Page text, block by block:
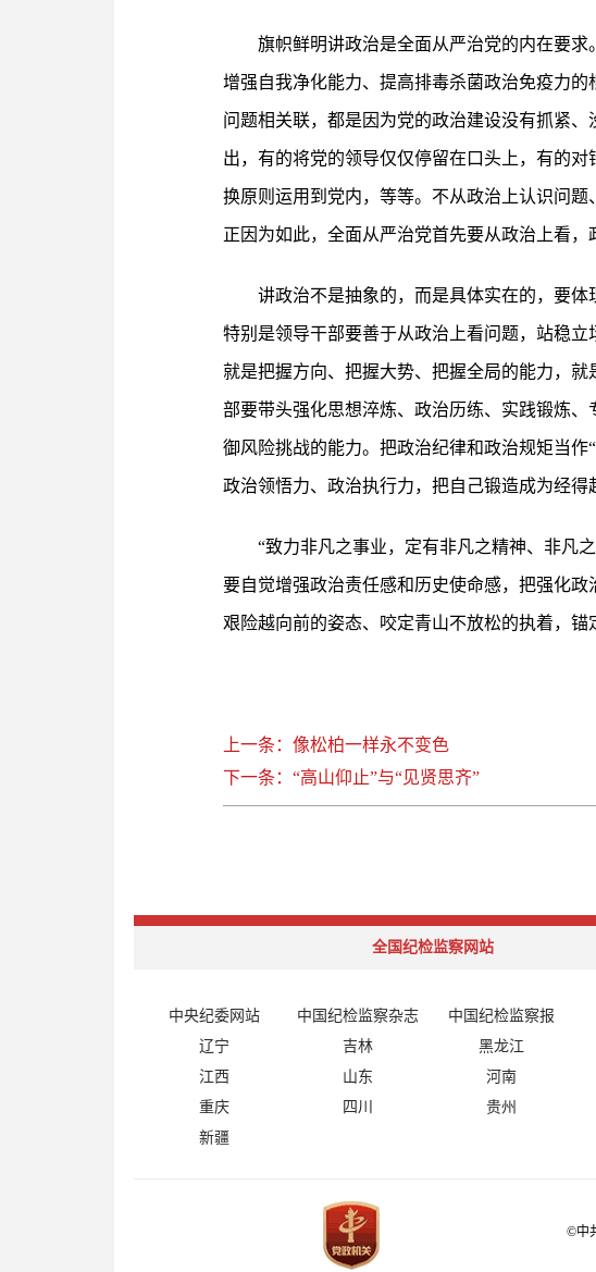
旗帜鲜明讲政治是全面从严治党的内在要求
增强自我净化能力、提高排毒杀菌政治免疫力
问题相关联，都是因为党的政治建设没有抓紧
出，有的将党的领导仅仅停留在口头上，有的
换原则运用到党内，等等。不从政治上认识问
正因为如此，全面从严治党首先要从政治上看，
讲政治不是抽象的，而是具体实在的，要
特别是领导干部要善于从政治上看问题，站稳
就是把握方向、把握大势、把握全局的能力，
部要带头强化思想淬炼、政治历练、实践锻炼
御风险挑战的能力。把政治纪律和政治规矩当作
政治领悟力、政治执行力，把自己锻造成为经得
“致力非凡之事业，定有非凡之精神、非凡
要自觉增强政治责任感和历史使命感，把强化
艰险越向前的姿态、咬定青山不放松的执着，
上一条：像松柏一样永不变色
下一条：“高山仰止”与“见贤思齐”
全国纪检监察网站
中央纪委网站 中国纪检监察杂志 中国纪检监察报
辽宁
吉林 黑龙江
江西
山东 河南
重庆
四川 贵州
新疆
©中